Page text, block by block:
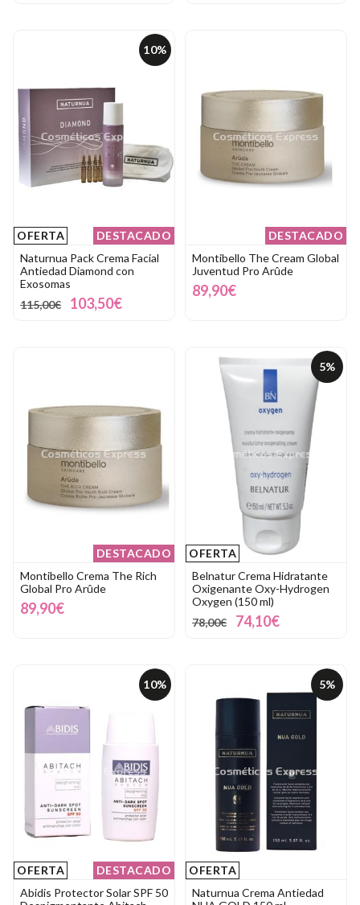
10%
OFERTA
DESTACADO
Naturnua Pack Crema Facial
Antiedad Diamond con
Exosomas
115,00€
103,50€
DESTACADO
Montibello The Cream Global
Juventud Pro Arûde
89,90€
DESTACADO
Montibello Crema The Rich
Global Pro Arûde
89,90€
5%
OFERTA
Belnatur Crema Hidratante
Oxigenante Oxy-Hydrogen
Oxygen (150 ml)
78,00€
74,10€
10%
OFERTA
DESTACADO
Abidis Protector Solar SPF 50
5%
OFERTA
Naturnua Crema Antiedad